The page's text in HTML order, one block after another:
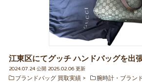
江東区にてグッチ ハンドバッグを出
2024.07.24 公開 2025.02.06 更新
ブランドバッグ 買取実績
腕時計・ブラン